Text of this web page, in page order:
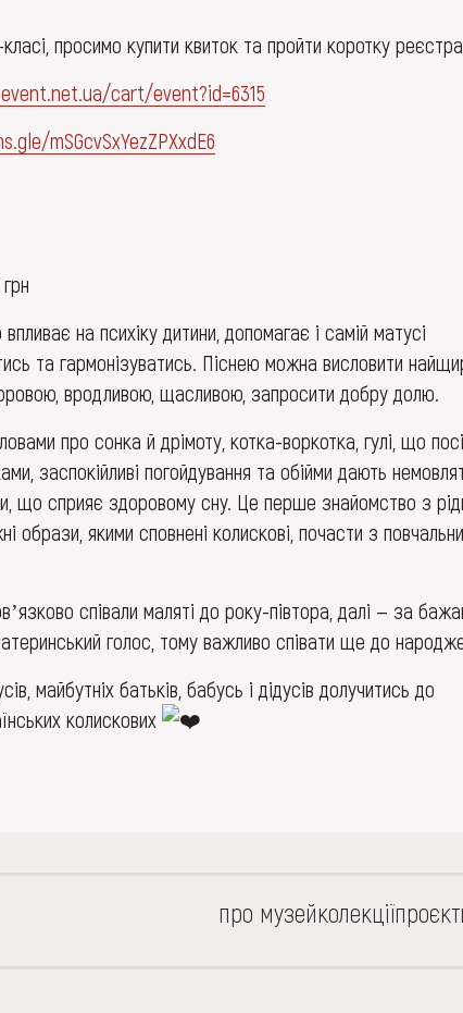
просимо купити квиток та пройти коротку
cart/event?id=6315
mSGcvSxYezZPXxdE6
на психіку дитини, допомагає і самій матусі
та гармонізуватись. Піснею можна висловити
вродливою, щасливою, запросити добру долю.
про сонка й дрімоту, котка-воркотка, гулі, що
заспокійливі погойдування та обійми дають
що сприяє здоровому сну. Це перше знайомство з
образи, якими сповнені колискові, почасти з
співали маляті до року-півтора, далі — за
голос, тому важливо співати ще до
майбутніх батьків, бабусь і дідусів долучитись до
колискових
про музейколекції